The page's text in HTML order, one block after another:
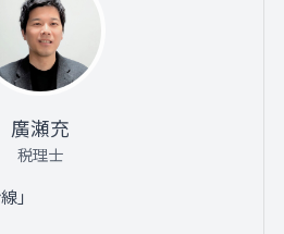
廣瀬充
税理士
」